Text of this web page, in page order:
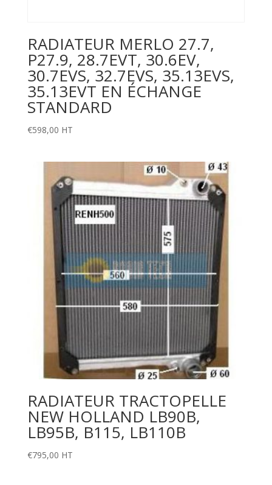
RADIATEUR MERLO 27.7,
P27.9, 28.7EVT, 30.6EV,
30.7EVS, 32.7EVS, 35.13EVS,
35.13EVT EN ÉCHANGE
STANDARD
€598,00 HT
RADIATEUR TRACTOPELLE
NEW HOLLAND LB90B,
LB95B, B115, LB110B
€795,00 HT